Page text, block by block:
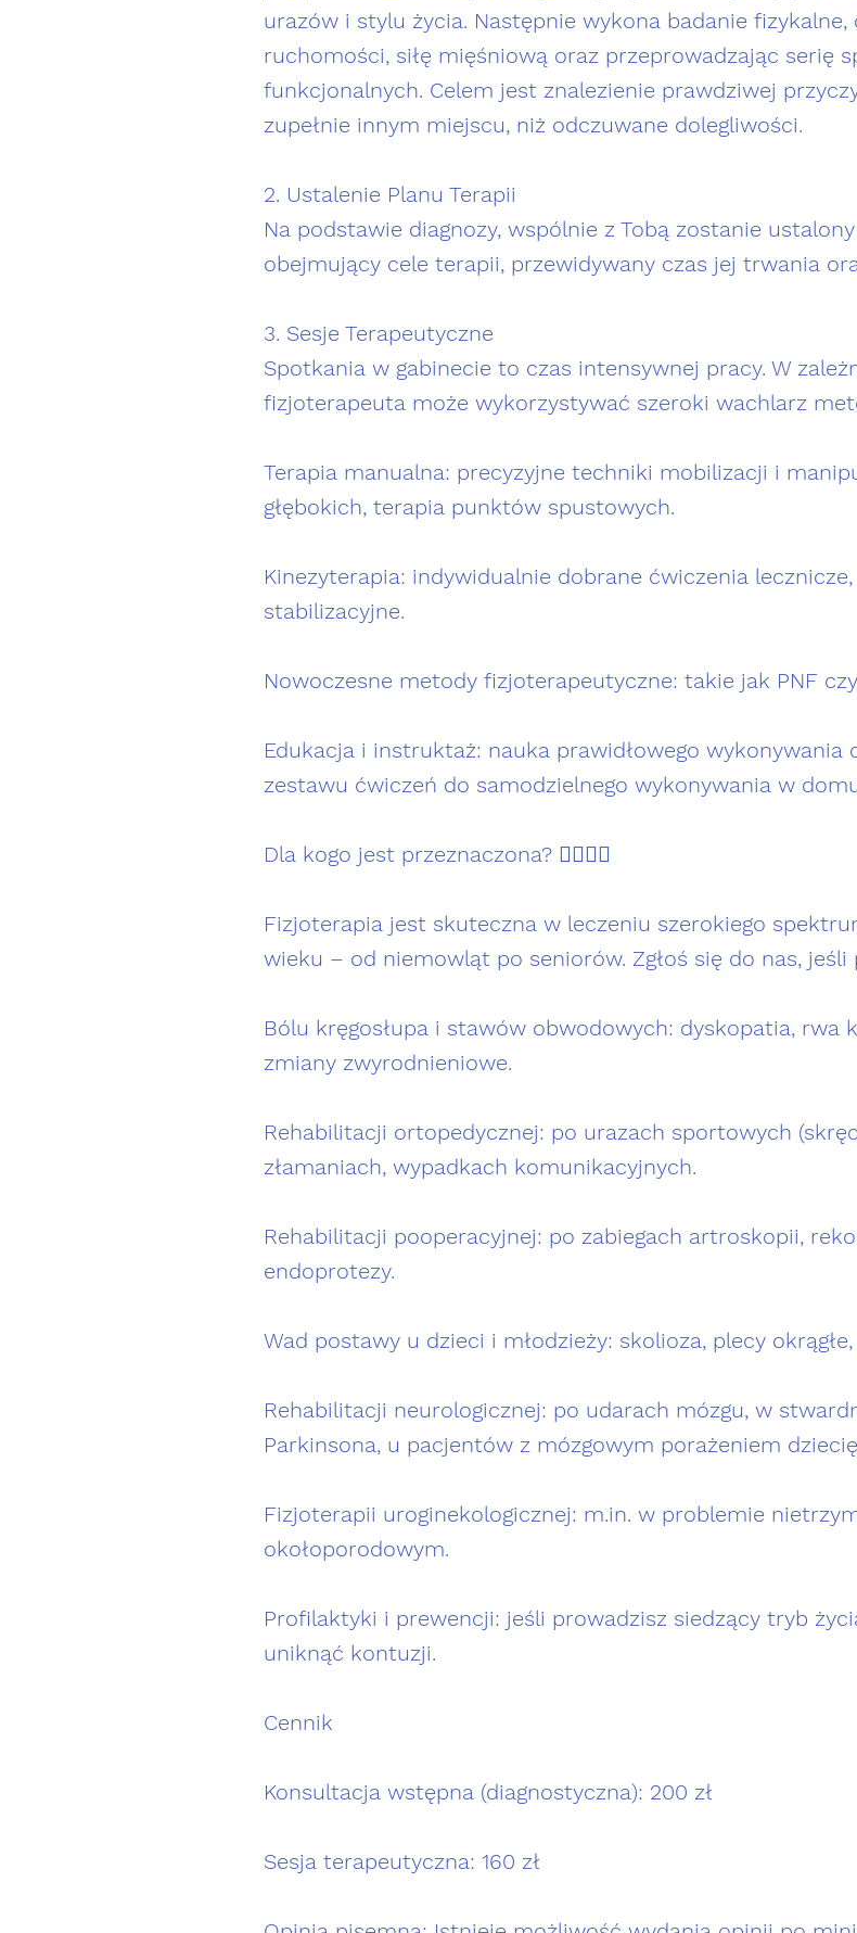
urazów i stylu życia. Następnie wykona badanie
ruchomości, siłę mięśniową oraz przeprowadzając serię
funkcjonalnych. Celem jest znalezienie prawdziwej
zupełnie innym miejscu, niż odczuwane dolegliwości.
2. Ustalenie Planu Terapii
Na podstawie diagnozy, wspólnie z Tobą zostanie
obejmujący cele terapii, przewidywany czas jej trwania
3. Sesje Terapeutyczne
Spotkania w gabinecie to czas intensywnej pracy. W
fizjoterapeuta może wykorzystywać szeroki wachlarz
Terapia manualna: precyzyjne techniki mobilizacji i
głębokich, terapia punktów spustowych.
Kinezyterapia: indywidualnie dobrane ćwiczenia
stabilizacyjne.
Nowoczesne metody fizjoterapeutyczne: takie jak PNF
Edukacja i instruktaż: nauka prawidłowego wykonywania
zestawu ćwiczeń do samodzielnego wykonywania w
Dla kogo jest przeznaczona? 🙋‍♂️🙋‍♀️
Fizjoterapia jest skuteczna w leczeniu szerokiego
wieku – od niemowląt po seniorów. Zgłoś się do nas,
Bólu kręgosłupa i stawów obwodowych: dyskopatia, rwa
zmiany zwyrodnieniowe.
Rehabilitacji ortopedycznej: po urazach sportowych
złamaniach, wypadkach komunikacyjnych.
Rehabilitacji pooperacyjnej: po zabiegach artroskopii,
endoprotezy.
Wad postawy u dzieci i młodzieży: skolioza, plecy
Rehabilitacji neurologicznej: po udarach mózgu, w
Parkinsona, u pacjentów z mózgowym porażeniem
Fizjoterapii uroginekologicznej: m.in. w problemie
okołoporodowym.
Profilaktyki i prewencji: jeśli prowadzisz siedzący tryb
uniknąć kontuzji.
Cennik
Konsultacja wstępna (diagnostyczna): 200 zł
Sesja terapeutyczna: 160 zł